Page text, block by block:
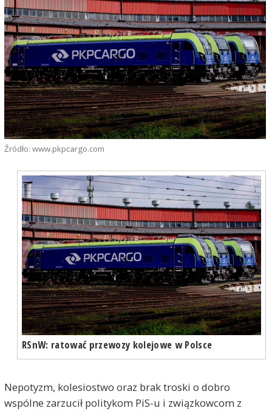
Źródło: www.pkpcargo.com
RSnW: ratować przewozy kolejowe w Polsce
Nepotyzm, kolesiostwo oraz brak troski o dobro
wspólne zarzucił politykom PiS-u i związkowcom z